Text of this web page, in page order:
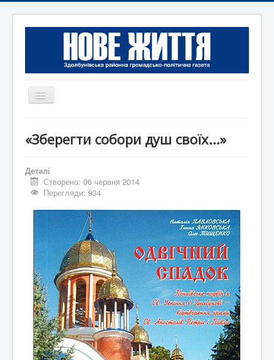
Перемикач
Редакція
Контактна інформація
Коротко
Оголошення
«Зберегти собори душ своїх...»
Деталі
Створено: 06 червня 2014
Перегляди: 934